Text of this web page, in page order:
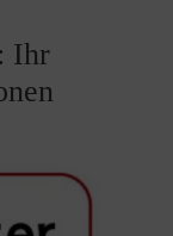
Ihr